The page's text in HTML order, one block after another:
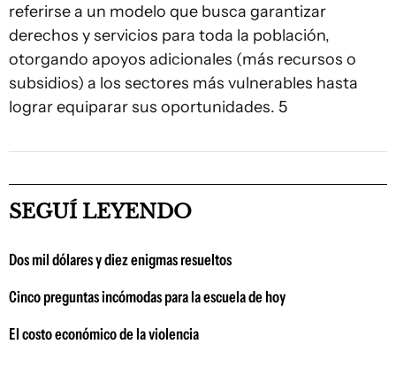
referirse a un modelo que busca garantizar
derechos y servicios para toda la población,
otorgando apoyos adicionales (más recursos o
subsidios) a los sectores más vulnerables hasta
lograr equiparar sus oportunidades. 5
SEGUÍ LEYENDO
Dos mil dólares y diez enigmas resueltos
Cinco preguntas incómodas para la escuela de hoy
El costo económico de la violencia